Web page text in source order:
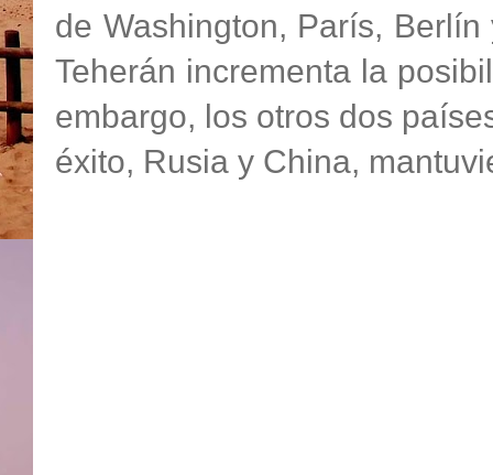
de Washington, París,
Teherán incrementa la
embargo, los otros dos
éxito, Rusia y China,